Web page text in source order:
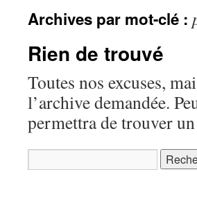
Archives par mot-clé :
Rien de trouvé
Toutes nos excuses,
l’archive demandée.
permettra de trouver